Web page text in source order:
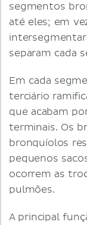
segmentos
até eles; em
separam cada
Em cada
terciário
que acabam
terminais. Os
bronquíolos
pequenos
ocorrem as
pulmões.
A principal